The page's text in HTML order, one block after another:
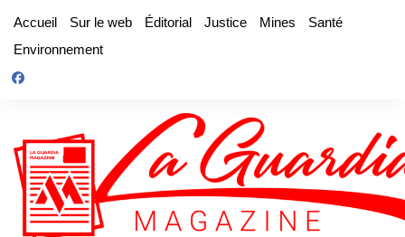
contenu
Accueil Sur le web Éditorial Justice Mines
Santé
Environnement